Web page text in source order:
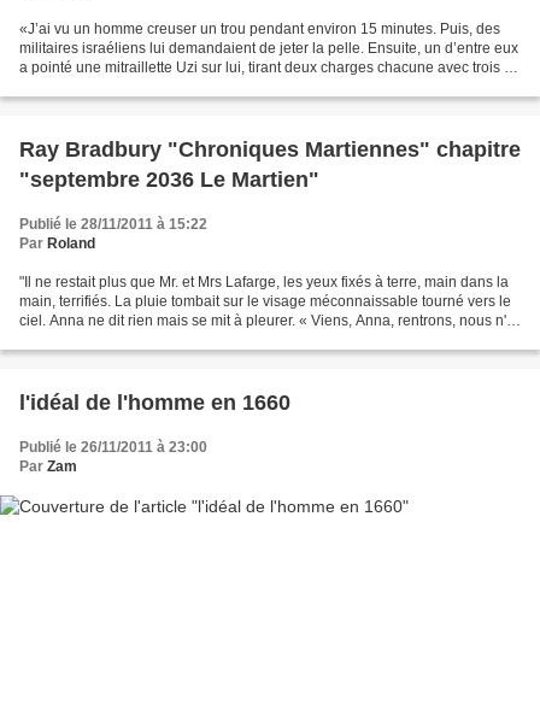
«J’ai vu un homme creuser un trou pendant environ 15 minutes. Puis, des
militaires israéliens lui demandaient de jeter la pelle. Ensuite, un d’entre eux
a pointé une mitraillette Uzi sur lui, tirant deux charges chacune avec trois ou
Ray Bradbury "Chroniques Martiennes" chapitre
"septembre 2036 Le Martien"
Publié le 28/11/2011 à 15:22
Par Roland
"Il ne restait plus que Mr. et Mrs Lafarge, les yeux fixés à terre, main dans la
main, terrifiés. La pluie tombait sur le visage méconnaissable tourné vers le
ciel. Anna ne dit rien mais se mit à pleurer. « Viens, Anna, rentrons, nous n'y
l'idéal de l'homme en 1660
Publié le 26/11/2011 à 23:00
Par Zam